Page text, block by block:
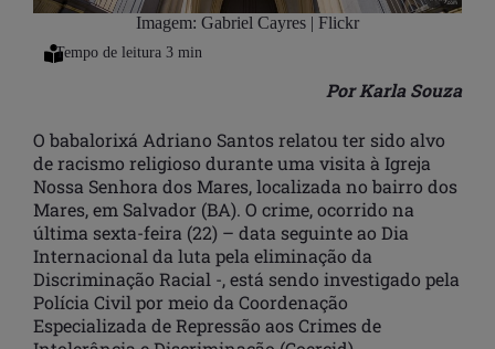
Imagem: Gabriel Cayres | Flickr
Por Karla Souza
O babalorixá Adriano Santos relatou ter sido alvo
de racismo religioso durante uma visita à Igreja
Nossa Senhora dos Mares, localizada no bairro dos
Mares, em Salvador (BA). O crime, ocorrido na
última sexta-feira (22) – data seguinte ao Dia
Internacional da luta pela eliminação da
Discriminação Racial -, está sendo investigado pela
Polícia Civil por meio da Coordenação
Especializada de Repressão aos Crimes de